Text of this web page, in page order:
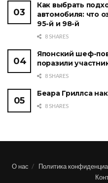
Как выбрать
автомобиля: что
95-й и 98-й
8 SHARES
Японский шеф-
поразили
8 SHARES
Беара Гриллса
8 SHARES
О нас Политика